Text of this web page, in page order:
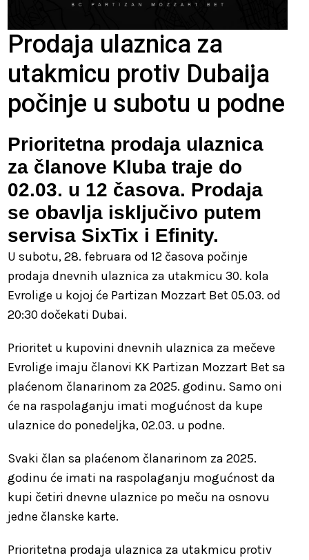
Prodaja ulaznica za
utakmicu protiv Dubaija
počinje u subotu u podne
Prioritetna prodaja ulaznica
za članove Kluba traje do
02.03. u 12 časova. Prodaja
se obavlja isključivo putem
servisa SixTix i Efinity.
U subotu, 28. februara od 12 časova počinje
prodaja dnevnih ulaznica za utakmicu 30. kola
Evrolige u kojoj će Partizan Mozzart Bet 05.03. od
20:30 dočekati Dubai.
Prioritet u kupovini dnevnih ulaznica za mečeve
Evrolige imaju članovi KK Partizan Mozzart Bet sa
plaćenom članarinom za 2025. godinu. Samo oni
će na raspolaganju imati mogućnost da kupe
ulaznice do ponedeljka, 02.03. u podne.
Svaki član sa plaćenom članarinom za 2025.
godinu će imati na raspolaganju mogućnost da
kupi četiri dnevne ulaznice po meču na osnovu
jedne članske karte.
Prioritetna prodaja ulaznica za utakmicu protiv